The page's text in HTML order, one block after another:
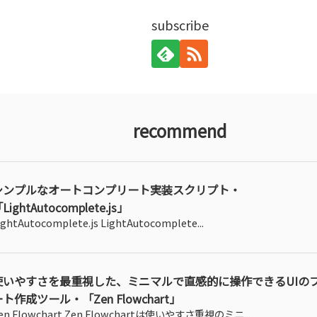
subscribe
recommend
ンプルなオートコンプリート実装スクリプト・
LightAutocomplete.js」
LightAutocomplete...
やすさを最重視した、ミニマルで直感的に操作できるUIの
ト作成ツール・「Zen Flowchart」
Flowchart Zen Flowchartは使いやすさ重視のミニ...